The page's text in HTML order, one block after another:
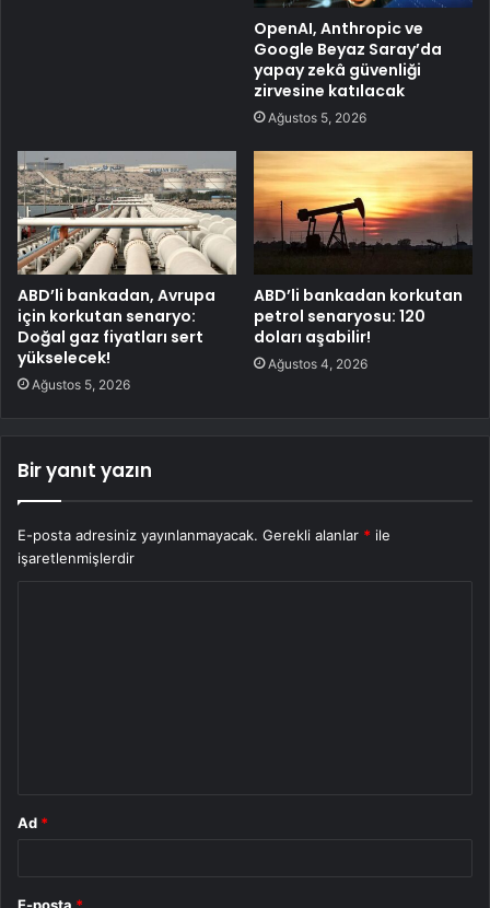
OpenAI, Anthropic ve
Google Beyaz Saray’da
yapay zekâ güvenliği
zirvesine katılacak
Ağustos 5, 2026
ABD’li bankadan, Avrupa
için korkutan senaryo:
Doğal gaz fiyatları sert
yükselecek!
Ağustos 5, 2026
ABD’li bankadan korkutan
petrol senaryosu: 120
doları aşabilir!
Ağustos 4, 2026
Bir yanıt yazın
E-posta adresiniz yayınlanmayacak. Gerekli alanlar * ile
işaretlenmişlerdir
Ad *